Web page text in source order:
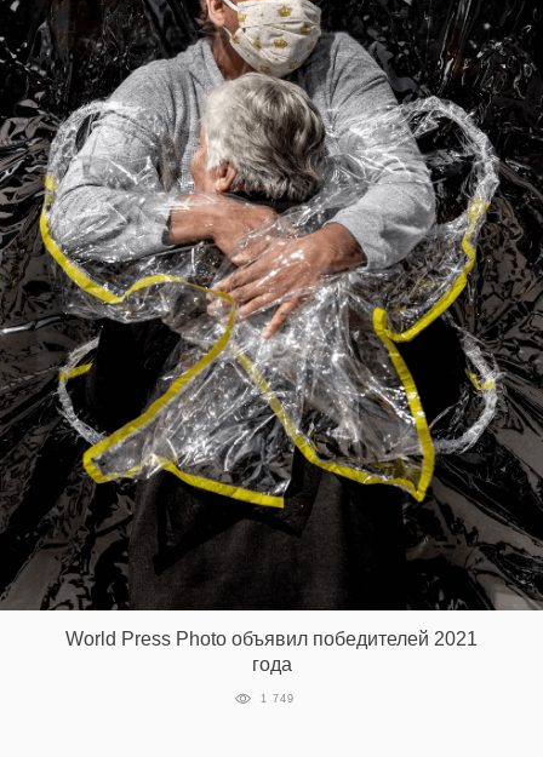
World Press Photo объявил победителей 2021
года
1 749